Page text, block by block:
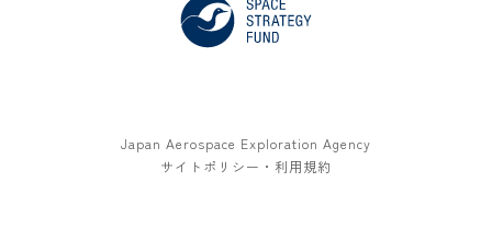
Japan Aerospace Exploration Agency
サイトポリシー・利用規約